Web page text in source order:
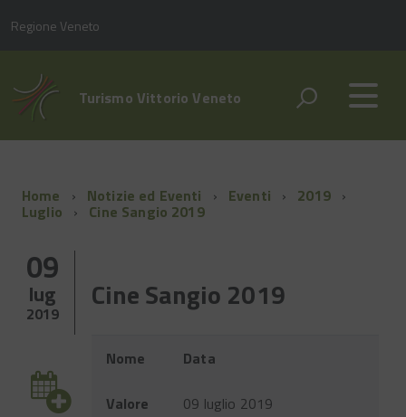
Regione Veneto
Turismo Vittorio Veneto
Home Notizie ed Eventi Eventi 2019
Luglio Cine Sangio 2019
09
lug
2019 Cine Sangio 2019
Evento
Nome Data
Valore 09 luglio 2019